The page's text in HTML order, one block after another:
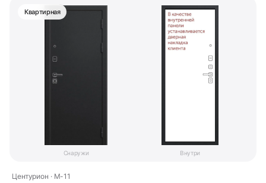
Снаружи Внутри
Квартирная
Центурион · M-11